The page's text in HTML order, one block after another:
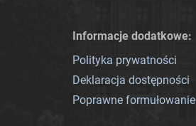
Informacje dodatkowe:
Polityka prywatności
Deklaracja dostępności
Poprawne